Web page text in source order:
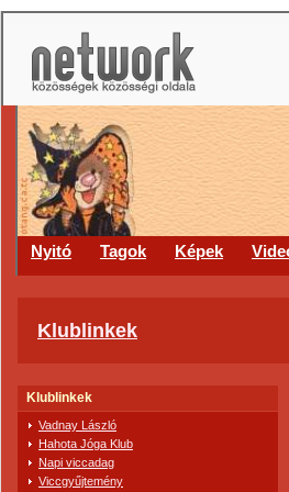
Nyitó Tagok Képek
Klublinkek
Klublinkek
Vadnay László
Hahota Jóga Klub
Napi viccadag
Viccgyűjtemény